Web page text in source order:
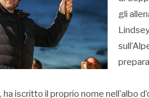
gli
iscritto il proprio nome nell’albo